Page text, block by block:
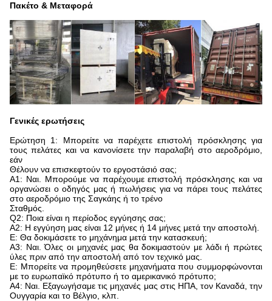
Πακέτο & Μεταφορά
Γενικές ερωτήσεις
Ερώτηση 1: Μπορείτε να παρέχετε επιστολή πρόσκλησης για
τους πελάτες και να κανονίσετε την παραλαβή στο αεροδρόμιο,
εάν
Θέλουν να επισκεφτούν το εργοστάσιό σας;
Α1: Ναι. Μπορούμε να παρέχουμε επιστολή πρόσκλησης και να
οργανώσει ο οδηγός μας ή πωλήσεις για να πάρει τους πελάτες
στο αεροδρόμιο της Σαγκάης ή το τρένο
Σταθμός.
Q2: Ποια είναι η περίοδος εγγύησης σας;
Α2: Η εγγύηση μας είναι 12 μήνες ή 14 μήνες μετά την αποστολή.
Ε: Θα δοκιμάσετε το μηχάνημα μετά την κατασκευή;
Α3: Ναι. Όλες οι μηχανές μας θα δοκιμαστούν με λάδι ή πρώτες
ύλες πριν από την αποστολή από τον τεχνικό μας.
Ε: Μπορείτε να προμηθεύσετε μηχανήματα που συμμορφώνονται
με το ευρωπαϊκό πρότυπο ή το αμερικανικό πρότυπο;
Α4: Ναι. Εξαγωγήσαμε τις μηχανές μας στις ΗΠΑ, τον Καναδά, την
Ουγγαρία και το Βέλγιο, κλπ.